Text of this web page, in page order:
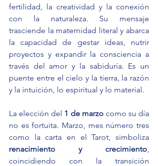
fertilidad, la creatividad y la conexión
con la naturaleza. Su mensaje
trasciende la maternidad literal y abarca
la capacidad de gestar ideas, nutrir
proyectos y expandir la consciencia a
través del amor y la sabiduría. Es un
puente entre el cielo y la tierra, la razón
y la intuición, lo espiritual y lo material.
La elección del 1 de marzo como su día
no es fortuita. Marzo, mes número tres
renacimiento y crecimiento,
coincidiendo con la transición